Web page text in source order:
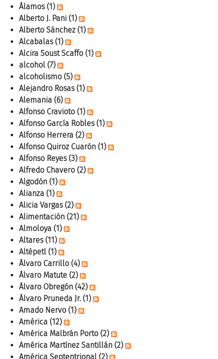
Álamos (1)
Alberto J. Pani (1)
Alberto Sánchez (1)
Alcabalas (1)
Alcira Soust Scaffo (1)
alcohol (7)
alcoholismo (5)
Alejandro Rosas (1)
Alemania (6)
Alfonso Cravioto (1)
Alfonso García Robles (1)
Alfonso Herrera (2)
Alfonso Quiroz Cuarón (1)
Alfonso Reyes (3)
Alfredo Chavero (2)
Algodón (1)
Alianza (1)
Alicia Vargas (2)
Alimentación (21)
Almoloya (1)
Altares (11)
Altépetl (1)
Álvaro Carrillo (4)
Álvaro Matute (2)
Álvaro Obregón (42)
Álvaro Pruneda Jr. (1)
Amado Nervo (1)
América (12)
América Malbrán Porto (2)
América Martínez Santillán (2)
América Septentrional (2)